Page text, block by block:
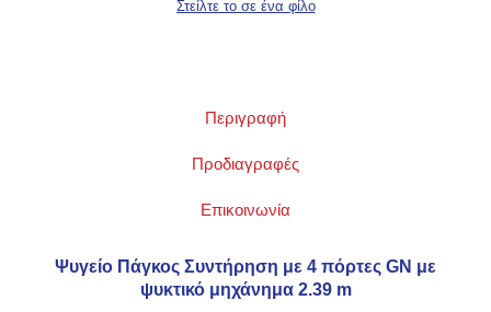
Περιγραφή
Προδιαγραφές
Επικοινωνία
Ψυγείο Πάγκος Συντήρηση με 4 πόρτες GN με
ψυκτικό μηχάνημα 2.39 m